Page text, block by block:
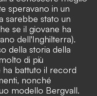
speravano in un
sarebbe stato un
se il giovane ha
dell'Inghilterra).
della storia della
di più
ha battuto il record
nonché
modello Bergvall.